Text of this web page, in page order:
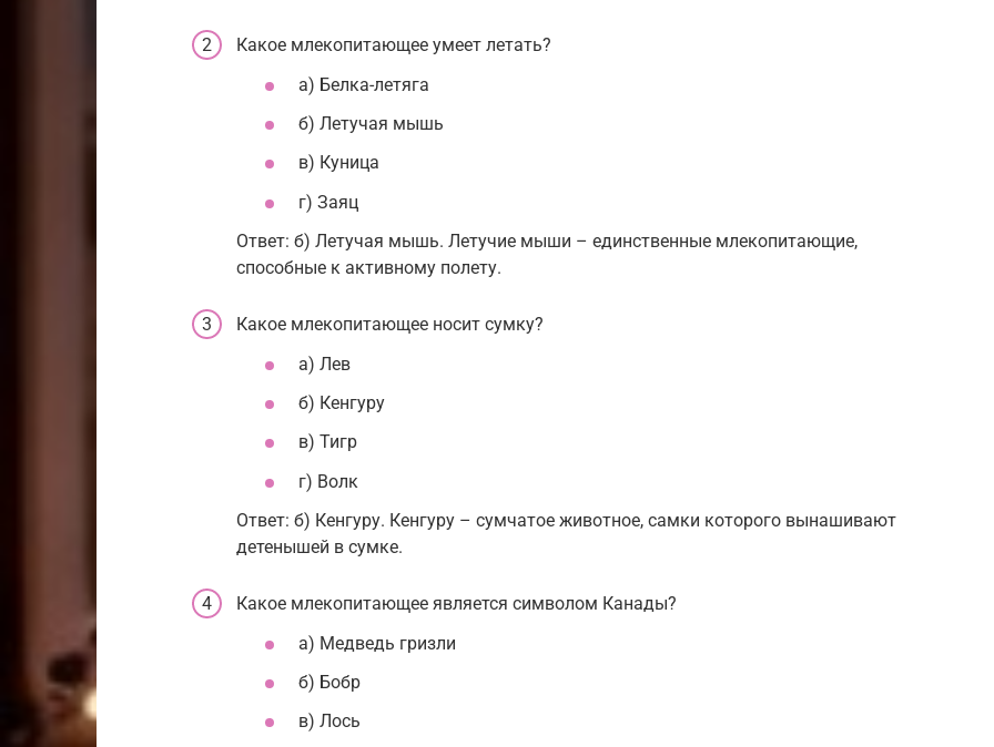
Какое млекопитающее умеет летать?
а) Белка-летяга
б) Летучая мышь
в) Куница
г) Заяц
Ответ: б) Летучая мышь. Летучие мыши – единственные млекопитающие,
способные к активному полету.
Какое млекопитающее носит сумку?
а) Лев
б) Кенгуру
в) Тигр
г) Волк
Ответ: б) Кенгуру. Кенгуру – сумчатое животное, самки которого вынашивают
детенышей в сумке.
Какое млекопитающее является символом Канады?
а) Медведь гризли
б) Бобр
в) Лось